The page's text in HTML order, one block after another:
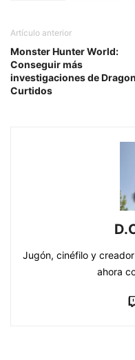
Artículo anterior
Monster Hunter World:
Conseguir más
investigaciones de
Curtidos
Jugón, cinéfilo y
ahora